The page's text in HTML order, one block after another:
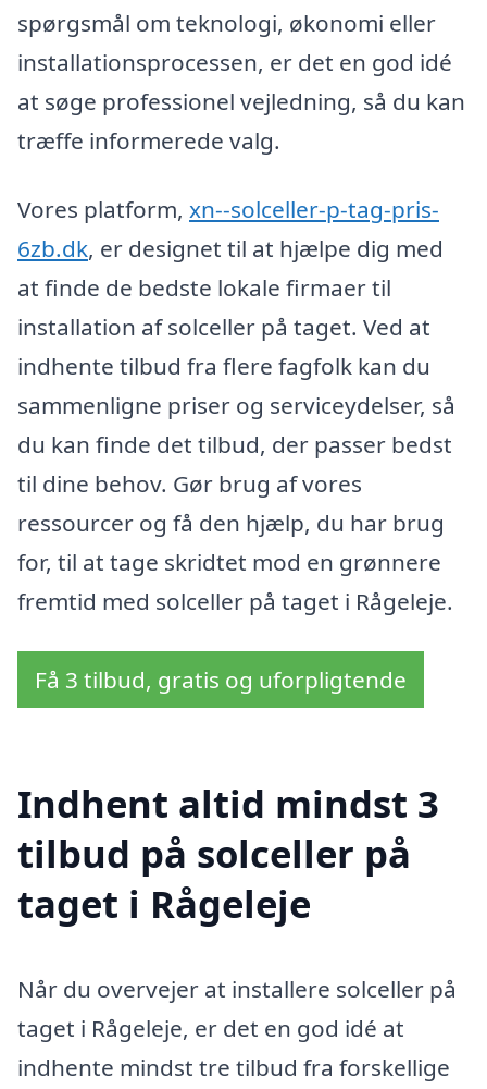
spørgsmål om teknologi, økonomi eller
installationsprocessen, er det en god idé
at søge professionel vejledning, så du kan
træffe informerede valg.
Vores platform, xn--solceller-p-tag-pris-
6zb.dk, er designet til at hjælpe dig med
at finde de bedste lokale firmaer til
installation af solceller på taget. Ved at
indhente tilbud fra flere fagfolk kan du
sammenligne priser og serviceydelser, så
du kan finde det tilbud, der passer bedst
til dine behov. Gør brug af vores
ressourcer og få den hjælp, du har brug
for, til at tage skridtet mod en grønnere
fremtid med solceller på taget i Rågeleje.
Få 3 tilbud, gratis og uforpligtende
Indhent altid mindst 3
tilbud på solceller på
taget i Rågeleje
Når du overvejer at installere solceller på
taget i Rågeleje, er det en god idé at
indhente mindst tre tilbud fra forskellige